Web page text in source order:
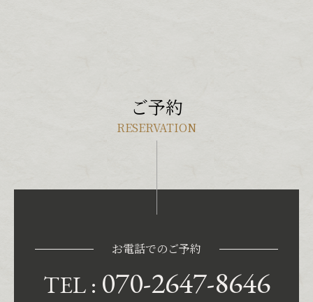
ご予約
RESERVATION
お電話でのご予約
TEL : 070-2647-8646